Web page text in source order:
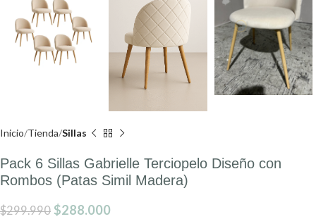
Inicio Tienda Sillas
Pack 6 Sillas Gabrielle Terciopelo Diseño con
Rombos (Patas Simil Madera)
$299.990 $288.000